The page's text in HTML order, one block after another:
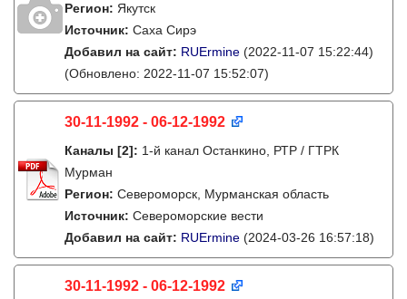
Регион: Якутск
Источник: Саха Сирэ
Добавил на сайт: RUErmine (2022-11-07 15:22:44)
(Обновлено: 2022-11-07 15:52:07)
30-11-1992 - 06-12-1992
Каналы [2]: 1-й канал Останкино, РТР / ГТРК
Мурман
Регион: Североморск, Мурманская область
Источник: Североморские вести
Добавил на сайт: RUErmine (2024-03-26 16:57:18)
30-11-1992 - 06-12-1992